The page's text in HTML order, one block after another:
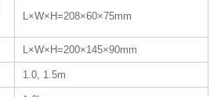
L×W×H=208×60×75mm
L×W×H=200×145×90mm
1.0, 1.5m